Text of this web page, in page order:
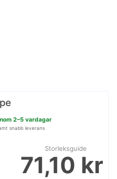
2–5 vardagar
snabb leverans
Storleksguide
71,10 kr